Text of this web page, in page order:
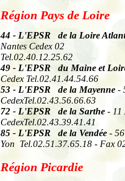
Région Pays de Loire
44 - L'EPSR de la Loire
Nantes Cedex 02
Tel.02.40.12.25.62
49 - L'EPSR du Maine et
Cedex Tel.02.41.44.54.66
53 - L'EPSR de la Mayenne -
CedexTel.02.43.56.66.63
72 - L'EPSR de la Sarthe - 11
CedexTel.02.43.39.41.41
85 - L'EPSR de la Vendée -
Yon Tel.02.51.37.65.18 - Fax
Région Picardie